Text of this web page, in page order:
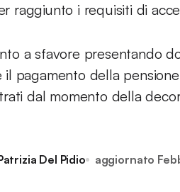
raggiunto i requisiti di
a sfavore presentando
pagamento della
dal momento della
Del Pidio aggiornato